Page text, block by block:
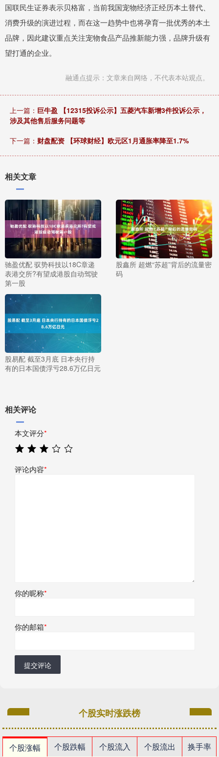
国联民生证券表示贝格富，当前我国宠物经济正经历本土替代、
消费升级的演进过程，而在这一趋势中也将孕育一批优秀的本土
品牌，因此建议重点关注宠物食品产品推新能力强，品牌升级有
望打通的企业。
融通点提示：文章来自网络，不代表本站观点。
上一篇： 巨牛盈 【12315投诉公示】五菱汽车新增3件投诉公示，
涉及其他售后服务问题等
下一篇： 财盘配资 【环球财经】欧元区1月通胀率降至1.7%
相关文章
驰盈优配 驭势科技以18C章递
表港交所?有望成港股自动驾驶
第一股
股鑫所 超燃“苏超”背后的流量密
码
股易配 截至3月底 日本央行持
有的日本国债浮亏28.6万亿日元
相关评论
本文评分*
评论内容*
你的昵称*
你的邮箱*
提交评论
个股实时涨跌榜
个股涨幅 个股跌幅 个股流入 个股流出
换手率